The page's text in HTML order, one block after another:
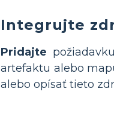
Integrujte
Pridajte
artefaktu alebo
alebo opísať tieto